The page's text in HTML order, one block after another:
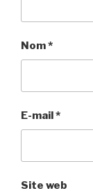
Nom*
E-mail*
Site web